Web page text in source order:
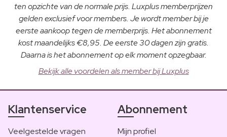
ten opzichte van de normale prijs. Luxplus memberprijzen
gelden exclusief voor members. Je wordt member bij je
eerste aankoop tegen de memberprijs. Het abonnement
kost maandelijks €8,95. De eerste 30 dagen zijn gratis.
Daarna is het abonnement op elk moment opzegbaar.
Bekijk alle voordelen als member bij Luxplus
Klantenservice
Veelgestelde vragen
Abonnement
Mijn profiel